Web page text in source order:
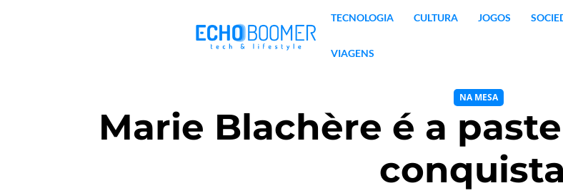
TECNOLOGIA CULTURA JOGOS
VIAGENS
NA MESA
Marie Blachère é a